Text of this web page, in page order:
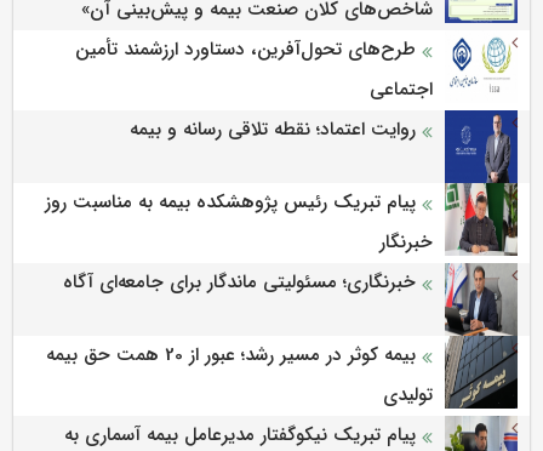
شاخص‌های كلان صنعت بیمه و پیش‌بینی آن»
طرح‌های تحول‌آفرین، دستاورد ارزشمند تأمین
اجتماعی
روایت اعتماد؛ نقطه تلاقی رسانه و بیمه
پیام تبریک رئیس پژوهشکده بیمه به مناسبت روز
خبرنگار
خبرنگاری؛ مسئولیتی ماندگار برای جامعه‌ای آگاه
بیمه کوثر در مسیر رشد؛ عبور از 20 همت حق بیمه
تولیدی
پیام تبریک نیکوگفتار مدیرعامل بیمه آسماری به